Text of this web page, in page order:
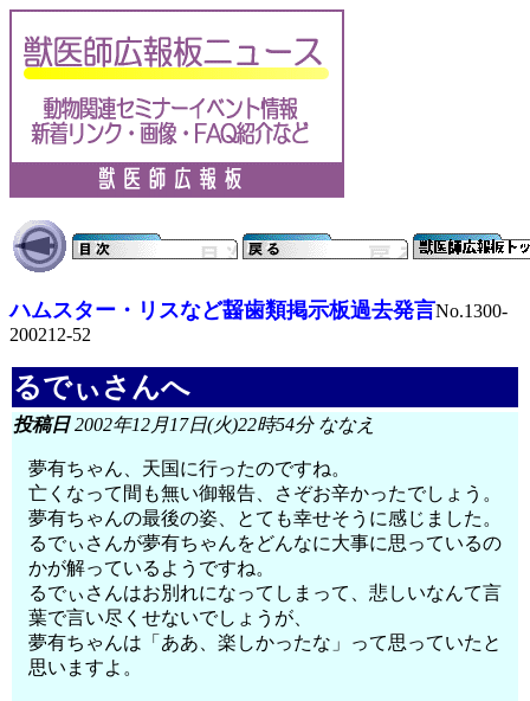
ハムスター・リスなど齧歯類掲示板過去発言No.1300-
200212-52
るでぃさんへ
投稿日2002年12月17日(火)22時54分 ななえ
夢有ちゃん、天国に行ったのですね。
亡くなって間も無い御報告、さぞお辛かったでしょう。
夢有ちゃんの最後の姿、とても幸せそうに感じました。
るでぃさんが夢有ちゃんをどんなに大事に思っているの
かが解っているようですね。
るでぃさんはお別れになってしまって、悲しいなんて言
葉で言い尽くせないでしょうが、
夢有ちゃんは「ああ、楽しかったな」って思っていたと
思いますよ。